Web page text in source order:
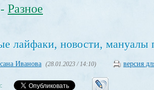
- Разное
лайфаки, новости, мануалы
Иванова (28.01.2023 / 14:10) версия